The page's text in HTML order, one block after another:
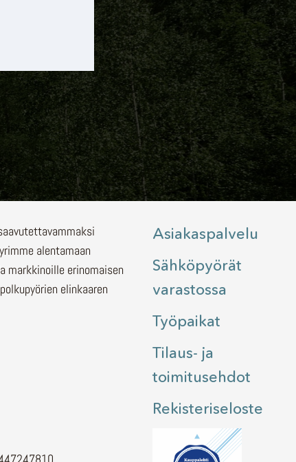
alentamaan
markkinoille erinomaisen
elinkaaren
Asiakaspalvelu
Sähköpyörät
varastossa
Työpaikat
Tilaus- ja
toimitusehdot
Rekisteriseloste